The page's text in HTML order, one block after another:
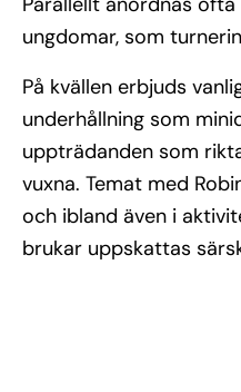
ungdomar, som
På kvällen erbjuds
underhållning som
uppträdanden som
vuxna. Temat med
och ibland även i
brukar uppskattas